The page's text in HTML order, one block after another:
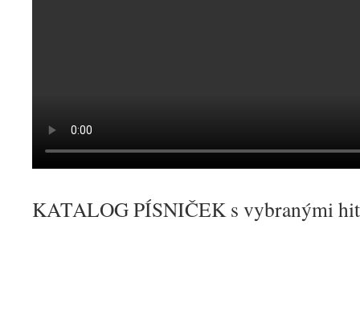
KATALOG PÍSNIČEK s vybranými